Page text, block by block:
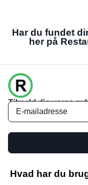
Har du fundet
her på
Tilmeld dig vores
Hvad har du